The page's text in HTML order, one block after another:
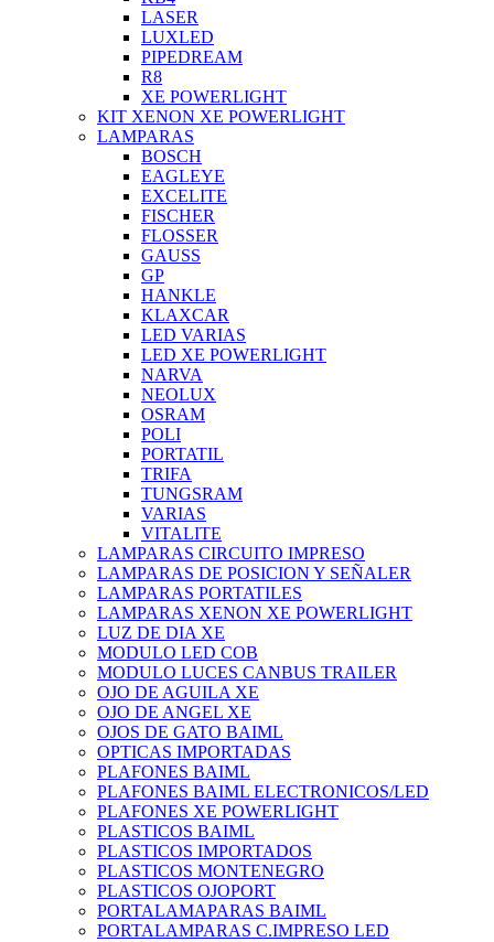
LASER
LUXLED
PIPEDREAM
R8
XE POWERLIGHT
KIT XENON XE POWERLIGHT
LAMPARAS
BOSCH
EAGLEYE
EXCELITE
FISCHER
FLOSSER
GAUSS
GP
HANKLE
KLAXCAR
LED VARIAS
LED XE POWERLIGHT
NARVA
NEOLUX
OSRAM
POLI
PORTATIL
TRIFA
TUNGSRAM
VARIAS
VITALITE
LAMPARAS CIRCUITO IMPRESO
LAMPARAS DE POSICION Y SEÑALER
LAMPARAS PORTATILES
LAMPARAS XENON XE POWERLIGHT
LUZ DE DIA XE
MODULO LED COB
MODULO LUCES CANBUS TRAILER
OJO DE AGUILA XE
OJO DE ANGEL XE
OJOS DE GATO BAIML
OPTICAS IMPORTADAS
PLAFONES BAIML
PLAFONES BAIML ELECTRONICOS/LED
PLAFONES XE POWERLIGHT
PLASTICOS BAIML
PLASTICOS IMPORTADOS
PLASTICOS MONTENEGRO
PLASTICOS OJOPORT
PORTALAMAPARAS BAIML
PORTALAMPARAS C.IMPRESO LED